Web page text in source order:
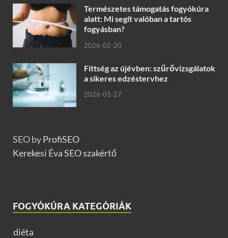
Természetes támogatás fogyókúra
alatt: Mi segít valóban a tartós
fogyásban?
2026-02-20
Fittség az újévben: szűrővizsgálatok
a sikeres edzéstervhez
2026-01-27
SEO byProfiSEO
Kerekesi Éva SEO szakértő
FOGYÓKÚRA KATEGÓRIÁK
diéta